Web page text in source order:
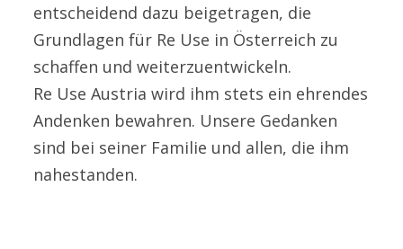
entscheidend dazu beigetragen, die
Grundlagen für Re Use in Österreich zu
schaffen und weiterzuentwickeln.
Re Use Austria wird ihm stets ein ehrendes
Andenken bewahren. Unsere Gedanken
sind bei seiner Familie und allen, die ihm
nahestanden.